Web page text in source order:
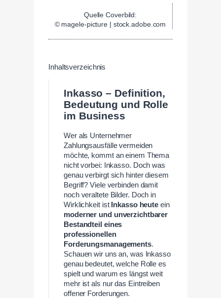
Quelle Coverbild:
© magele-picture | stock.adobe.com
Inhaltsverzeichnis
Inkasso – Definition,
Bedeutung und Rolle
im Business
Wer als Unternehmer
Zahlungsausfälle vermeiden
möchte, kommt an einem Thema
nicht vorbei: Inkasso. Doch was
genau verbirgt sich hinter diesem
Begriff? Viele verbinden damit
noch veraltete Bilder. Doch in
Wirklichkeit ist Inkasso heute ein
moderner und unverzichtbarer
Bestandteil eines
professionellen
Forderungsmanagements.
Schauen wir uns an, was Inkasso
genau bedeutet, welche Rolle es
spielt und warum es längst weit
mehr ist als nur das Eintreiben
offener Forderungen.